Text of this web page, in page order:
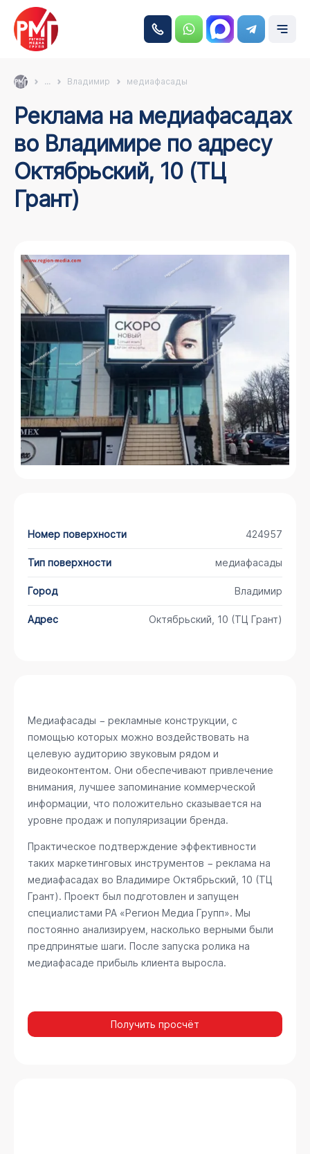
... Владимир медиафасады
Реклама на медиафасадах
во Владимире по адресу
Октябрьский, 10 (ТЦ
Грант)
Номер поверхности 424957
Тип поверхности медиафасады
Город Владимир
Адрес Октябрьский, 10 (ТЦ Грант)
Медиафасады − рекламные конструкции, с
помощью которых можно воздействовать на
целевую аудиторию звуковым рядом и
видеоконтентом. Они обеспечивают привлечение
внимания, лучшее запоминание коммерческой
информации, что положительно сказывается на
уровне продаж и популяризации бренда.
Практическое подтверждение эффективности
таких маркетинговых инструментов − реклама на
медиафасадах во Владимире Октябрьский, 10 (ТЦ
Грант). Проект был подготовлен и запущен
специалистами РА «Регион Медиа Групп». Мы
постоянно анализируем, насколько верными были
предпринятые шаги. После запуска ролика на
медиафасаде прибыль клиента выросла.
Получить просчёт